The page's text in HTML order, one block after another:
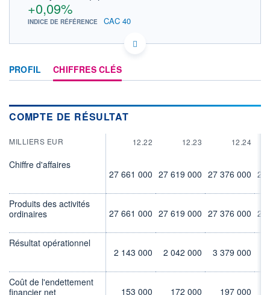
HISTORIQUE
+0,09%
INDICE DE RÉFÉRENCE CAC 40
EURONEXT PARIS DONNÉES TEMPS RÉEL
Cotation sur les autres places
68,0
SECTEUR
Produits alimentaires
INDICE DE RÉFÉRENCE
68,100 68,160
+ HAUT + BAS
67,880
VOLUME
1 022 001 0,15%
PROFIL CHIFFRES CLÉS
COMPTE DE RÉSULTAT
MILLIERS EUR 12.22 12.23 12.24
Chiffre d'affaires
27 661 000 27 619 000 27 376 000 27
Produits des activités
ordinaires
27 661 000 27 619 000 27 376 000 27
Résultat opérationnel
2 143 000
2 042 000 3 379 000
Coût de l'endettement
financier net
153 000 172 000 197 000